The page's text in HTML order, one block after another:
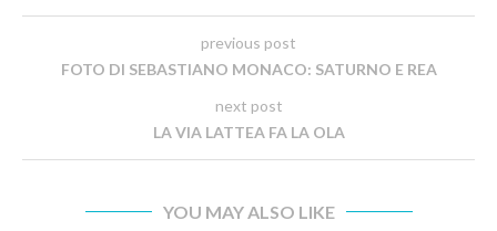
previous post
FOTO DI SEBASTIANO MONACO: SATURNO E REA
next post
LA VIA LATTEA FA LA OLA
YOU MAY ALSO LIKE